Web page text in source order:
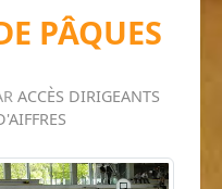
PÂQUES
ACCÈS DIRIGEANTS